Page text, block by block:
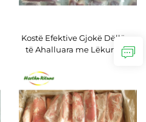
Kostë Efektive Gjokë Dëllëze
të Ahalluara me Lëkurë pa
Kockë me Çmim të Shumicës